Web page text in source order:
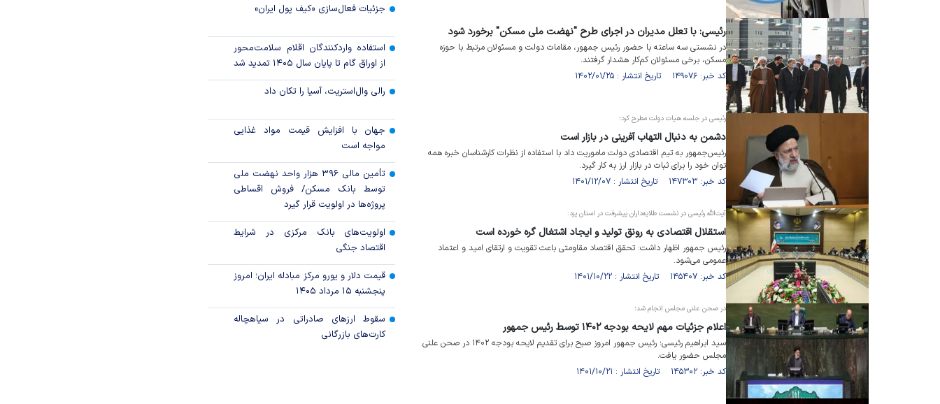
رئیسی: با تعلل مدیران در اجرای طرح "نهضت ملی مسکن" برخورد شود
در نشستی سه ساعته با حضور رئیس جمهور، مقامات دولت و مسئولان مرتبط با حوزه
مسکن، برخی مسئولان کم‌کار هشدار گرفتند.
کد خبر: ۱۴۹۰۷۶ تاریخ انتشار : ۱۴۰۲/۰۱/۲۵
رئیسی در جلسه هیات دولت مطرح کرد؛
دشمن به دنبال التهاب آفرینی در بازار است
رئیس‌جمهور به تیم اقتصادی دولت ماموریت داد با استفاده از نظرات کارشناسان خبره همه
توان خود را برای ثبات در بازار ارز به کار گیرد.
کد خبر: ۱۴۷۳۰۳ تاریخ انتشار : ۱۴۰۱/۱۲/۰۷
آیت‌الله رئیسی در نشست طلایه‌داران پیشرفت در استان یزد:
استقلال اقتصادی به رونق تولید و ایجاد اشتغال گره خورده است
رئیس جمهور اظهار داشت: تحقق اقتصاد مقاومتی باعث تقویت و ارتقای امید و اعتماد
عمومی می‌شود.
کد خبر: ۱۴۵۴۰۷ تاریخ انتشار : ۱۴۰۱/۱۰/۲۲
در صحن علنی مجلس انجام شد؛
اعلام جزئیات مهم لایحه بودجه ۱۴۰۲ توسط رئیس جمهور
سید ابراهیم رئیسی؛ رئیس جمهور امروز صبح برای تقدیم لایحه بودجه ۱۴۰۲ در صحن علنی
مجلس حضور یافت.
کد خبر: ۱۴۵۳۰۲ تاریخ انتشار : ۱۴۰۱/۱۰/۲۱
جزئیات فعال‌سازی «کیف پول ایران»
استفاده واردکنندگان اقلام سلامت‌محور
از اوراق گام تا پایان سال ۱۴۰۵ تمدید شد
رالی وال‌استریت، آسیا را تکان داد
جهان با افزایش قیمت مواد غذایی
مواجه است
تأمین مالی ۳۹۶ هزار واحد نهضت ملی
توسط بانک مسکن/ فروش اقساطی
پروژه‌ها در اولویت قرار گیرد
اولویت‌های بانک مرکزی در شرایط
اقتصاد جنگی
قیمت دلار و یورو مرکز مبادله ایران؛ امروز
پنجشنبه ۱۵ مرداد ۱۴۰۵
سقوط ارزهای صادراتی در سیاهچاله
کارت‌های بازرگانی